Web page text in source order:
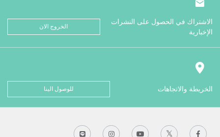
الاشتراك في الحصول على النشرات
الإخبارية
الخروج الان
الخريطة والاتجاهات للوصول الينا